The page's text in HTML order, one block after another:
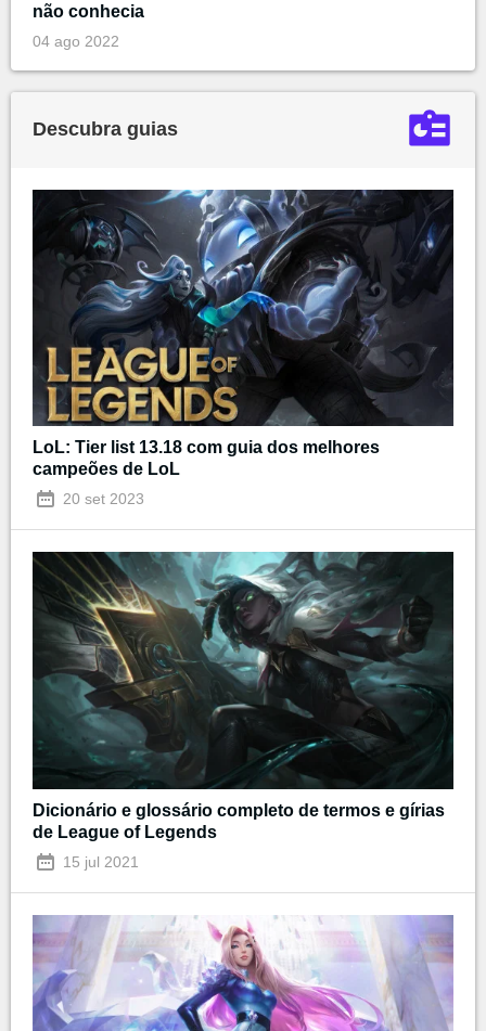
não conhecia
04 ago 2022
Descubra guias
LoL: Tier list 13.18 com guia dos melhores
campeões de LoL
20 set 2023
Dicionário e glossário completo de termos e gírias
de League of Legends
15 jul 2021